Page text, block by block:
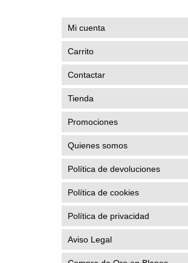
Mi cuenta
Carrito
Contactar
Tienda
Promociones
Quienes somos
Política de devoluciones
Política de cookies
Política de privacidad
Aviso Legal